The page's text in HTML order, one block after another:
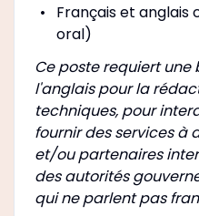
Français et
oral)
Ce poste requiert
l'anglais pour la
techniques, pour
fournir des services à
et/ou partenaires
des autorités
qui ne parlent pas